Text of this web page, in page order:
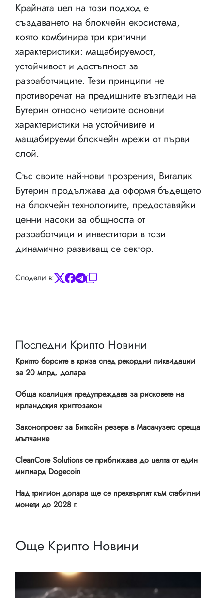
Крайната цел на този подход е
създаването на блокчейн екосистема,
която комбинира три критични
характеристики: мащабируемост,
устойчивост и достъпност за
разработчиците. Тези принципи не
противоречат на предишните възгледи на
Бутерин относно четирите основни
характеристики на устойчивите и
мащабируеми блокчейн мрежи от първи
слой.
Със своите най-нови прозрения, Виталик
Бутерин продължава да оформя бъдещето
на блокчейн технологиите, предоставяйки
ценни насоки за общността от
разработчици и инвеститори в този
динамично развиващ се сектор.
Сподели в:
Последни Крипто Новини
Крипто борсите в криза след рекордни ликвидации
за 20 млрд. долара
Обща коалиция предупреждава за рисковете на
ирландския криптозакон
Законопроект за Биткойн резерв в Масачузетс среща
мълчание
CleanCore Solutions се приближава до целта от един
милиард Dogecoin
Над трилион долара ще се прехвърлят към стабилни
монети до 2028 г.
Още Крипто Новини